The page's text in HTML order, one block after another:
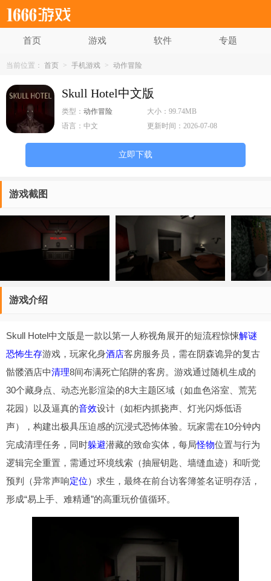
首页 游戏 软件 专题
当前位置： 首页 > 手机游戏 > 动作冒险
Skull Hotel中文版
类型： 动作冒险 大小：99.74MB
语言： 中文 更新时间：2026-07-08
立即下载
游戏截图
游戏介绍
Skull Hotel中文版是一款以第一人称视角展开的短流程惊悚解谜
恐怖生存游戏，玩家化身酒店客房服务员，需在阴森诡异的复古
骷髅酒店中清理8间布满死亡陷阱的客房。游戏通过随机生成的
30个藏身点、动态光影渲染的8大主题区域（如血色浴室、荒芜
花园）以及逼真的音效设计（如柜内抓挠声、灯光闪烁低语
声），构建出极具压迫感的沉浸式恐怖体验。玩家需在10分钟内
完成清理任务，同时躲避潜藏的致命实体，每局怪物位置与行为
逻辑完全重置，需通过环境线索（抽屉钥匙、墙缝血迹）和听觉
预判（异常声响定位）求生，最终在前台访客簿签名证明存活，
形成“易上手、难精通”的高重玩价值循环。